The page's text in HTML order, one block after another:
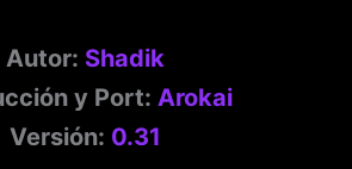
Autor: Shadik
y Port: Arokai
Versión: 0.31